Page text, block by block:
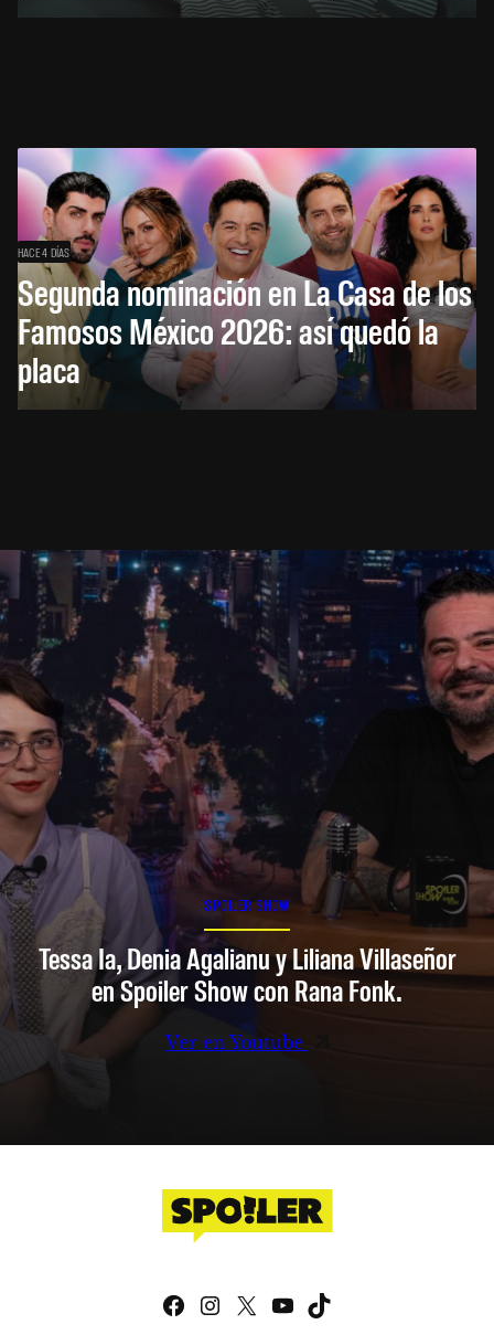
HACE 4 DÍAS
Segunda nominación en La Casa de los
Famosos México 2026: así quedó la
placa
SPOILER SHOW
Tessa Ia, Denia Agalianu y Liliana Villaseñor
en Spoiler Show con Rana Fonk.
Ver en Youtube
Facebook
Instagram
X YouTube